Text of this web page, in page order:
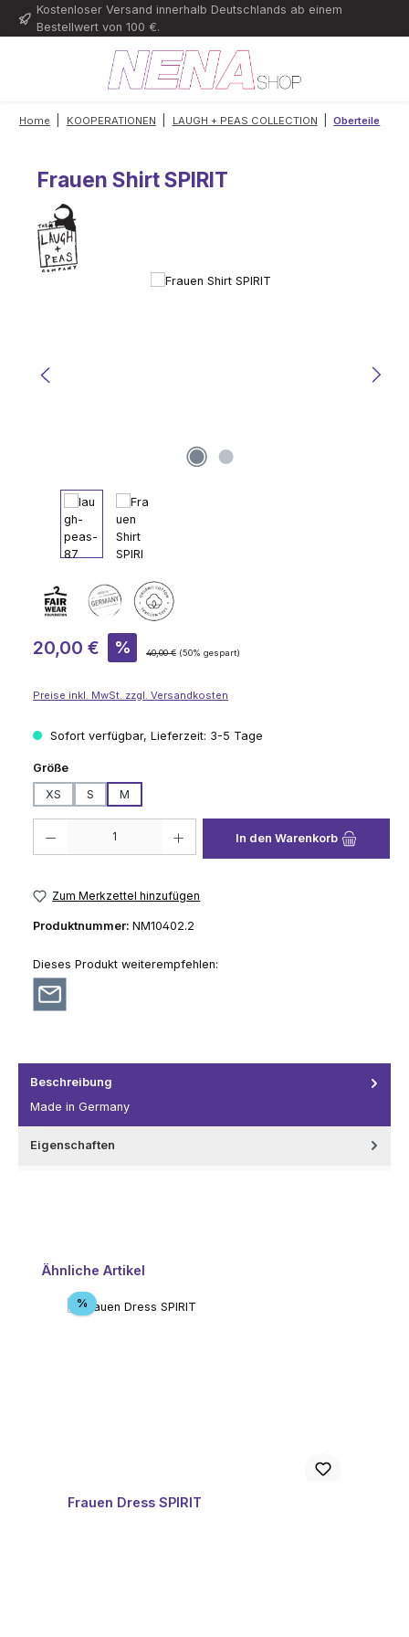
Zum Hauptinhalt springen
Kostenloser Versand innerhalb Deutschlands ab einem
Bestellwert von 100 €.
Home KOOPERATIONEN LAUGH + PEAS COLLECTION Oberteile
Frauen Shirt SPIRIT
Bildergalerie überspringen
Verkaufspreis:
20,00 € % Regulärer Preis:
40,00 € (50% gespart)
Preise inkl. MwSt. zzgl. Versandkosten
Sofort verfügbar, Lieferzeit: 3-5 Tage
Größeauswählen
XS
S M
In den Warenkorb
Zum Merkzettel hinzufügen
Produktnummer: NM10402.2
Dieses Produkt weiterempfehlen:
Beschreibung
Made in Germany
Eigenschaften
Produktgalerie überspringen
Ähnliche Artikel
%Rabatt
Frauen Dress SPIRIT